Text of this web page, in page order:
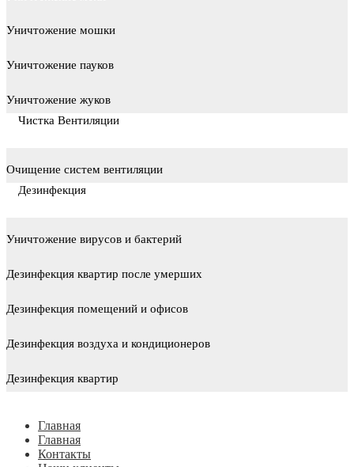
Уничтожение мошки
Уничтожение пауков
Уничтожение жуков
Чистка Вентиляции
Очищение систем вентиляции
Дезинфекция
Уничтожение вирусов и бактерий
Дезинфекция квартир после умерших
Дезинфекция помещений и офисов
Дезинфекция воздуха и кондиционеров
Дезинфекция квартир
Главная
Главная
Контакты